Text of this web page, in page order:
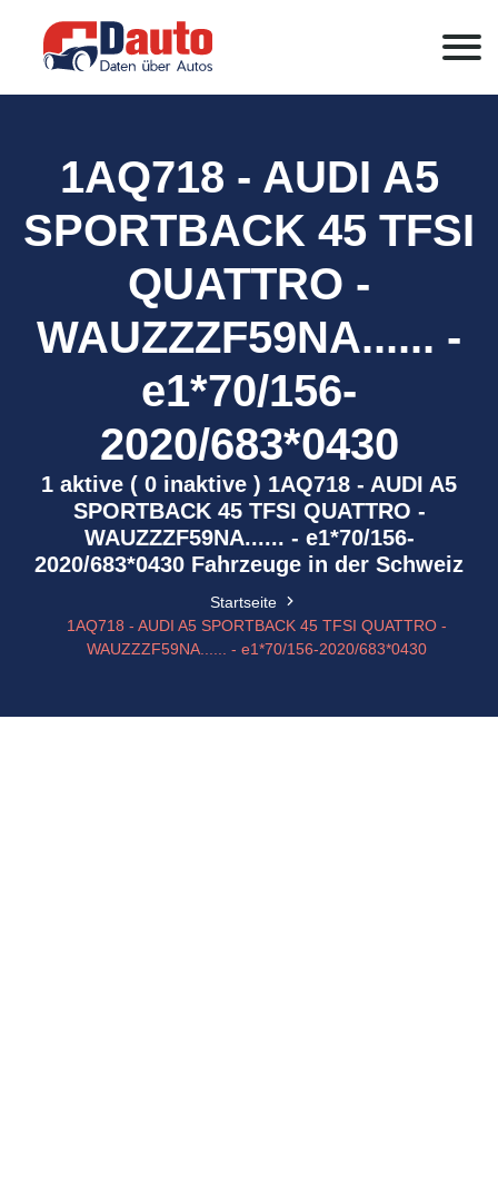
1AQ718 - AUDI A5
SPORTBACK 45 TFSI
QUATTRO -
WAUZZZF59NA...... -
e1*70/156-
2020/683*0430
1 aktive ( 0 inaktive ) 1AQ718 - AUDI A5
SPORTBACK 45 TFSI QUATTRO -
WAUZZZF59NA...... - e1*70/156-
2020/683*0430 Fahrzeuge in der Schweiz
Startseite
1AQ718 - AUDI A5 SPORTBACK 45 TFSI QUATTRO -
WAUZZZF59NA...... - e1*70/156-2020/683*0430